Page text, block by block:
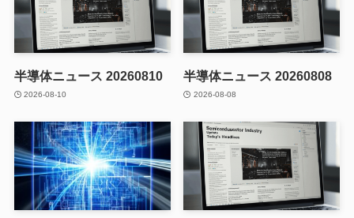
半導体ニュース 20260810
2026-08-10
半導体ニュース 20260808
2026-08-08